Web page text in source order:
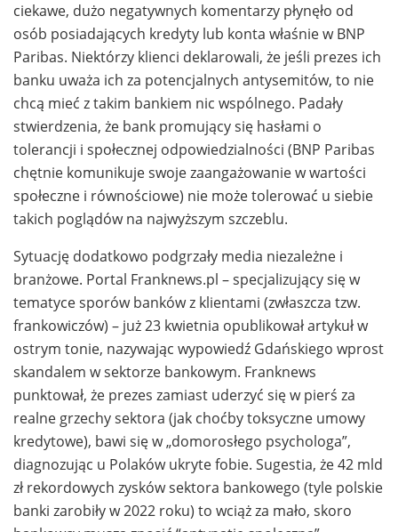
ciekawe, dużo negatywnych komentarzy płynęło od
osób posiadających kredyty lub konta właśnie w BNP
Paribas. Niektórzy klienci deklarowali, że jeśli prezes ich
banku uważa ich za potencjalnych antysemitów, to nie
chcą mieć z takim bankiem nic wspólnego. Padały
stwierdzenia, że bank promujący się hasłami o
tolerancji i społecznej odpowiedzialności (BNP Paribas
chętnie komunikuje swoje zaangażowanie w wartości
społeczne i równościowe) nie może tolerować u siebie
takich poglądów na najwyższym szczeblu.
Sytuację dodatkowo podgrzały media niezależne i
branżowe. Portal Franknews.pl – specjalizujący się w
tematyce sporów banków z klientami (zwłaszcza tzw.
frankowiczów) – już 23 kwietnia opublikował artykuł w
ostrym tonie, nazywając wypowiedź Gdańskiego wprost
skandalem w sektorze bankowym. Franknews
punktował, że prezes zamiast uderzyć się w pierś za
realne grzechy sektora (jak choćby toksyczne umowy
kredytowe), bawi się w „domorosłego psychologa”,
diagnozując u Polaków ukryte fobie. Sugestia, że 42 mld
zł rekordowych zysków sektora bankowego (tyle polskie
banki zarobiły w 2022 roku) to wciąż za mało, skoro